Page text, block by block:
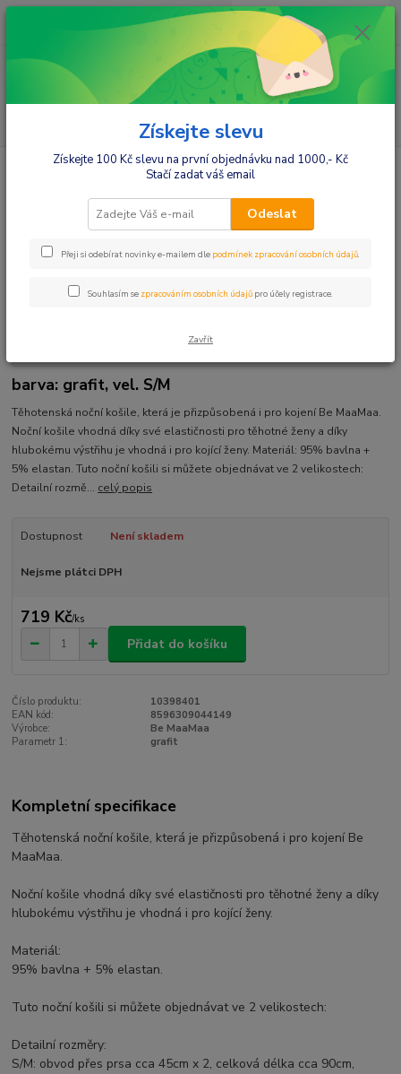
ks
za 0,00 Kč
Be MaaMaa Těhotenská, kojící noční košile Iris - grafit
Be MaaMaa Těhotenská, kojící
noční košile Iris - grafit
barva: grafit, vel. S/M
Těhotenská noční košile, která je přizpůsobená i pro kojení Be MaaMaa.
Noční košile vhodná díky své elastičnosti pro těhotné ženy a díky
hlubokému výstřihu je vhodná i pro kojící ženy. Materiál: 95% bavlna +
5% elastan. Tuto noční košili si můžete objednávat ve 2 velikostech:
Detailní rozmě... celý popis
Dostupnost Není skladem
Nejsme plátci DPH
719 Kč/ks
Přidat do košíku
Číslo produktu:
10398401
EAN kód:
8596309044149
Výrobce:
Be MaaMaa
Parametr 1:
grafit
Kompletní specifikace
Těhotenská noční košile, která je přizpůsobená i pro kojení Be
MaaMaa.
Noční košile vhodná díky své elastičnosti pro těhotné ženy a díky
hlubokému výstřihu je vhodná i pro kojící ženy.
Materiál:
95% bavlna + 5% elastan.
Tuto noční košili si můžete objednávat ve 2 velikostech:
Detailní rozměry:
S/M: obvod přes prsa cca 45cm x 2, celková délka cca 90cm,
Získejte slevu
Získejte 100 Kč slevu na první objednávku nad 1000,- Kč
Stačí zadat váš email
Odeslat
Přeji si odebírat novinky e-mailem dle podmínek zpracování osobních údajů.
Souhlasím se zpracováním osobních údajů pro účely registrace.
Zavřít